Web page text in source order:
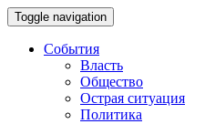
Toggle navigation
События
Власть
Общество
Острая ситуация
Политика